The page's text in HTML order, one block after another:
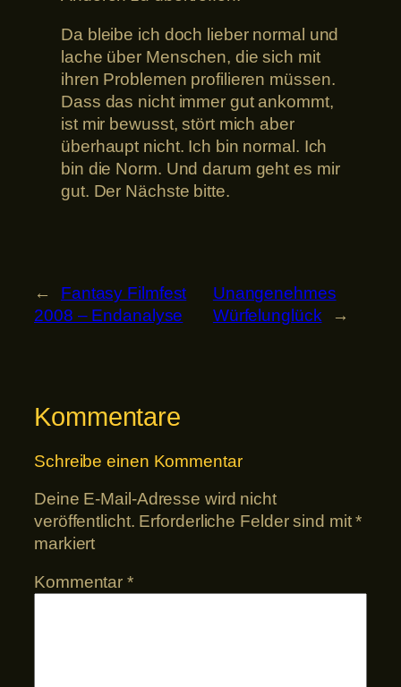
Da bleibe ich doch lieber normal und
lache über Menschen, die sich mit
ihren Problemen profilieren müssen.
Dass das nicht immer gut ankommt,
ist mir bewusst, stört mich aber
überhaupt nicht. Ich bin normal. Ich
bin die Norm. Und darum geht es mir
gut. Der Nächste bitte.
←
Fantasy Filmfest
2008 – Endanalyse
Unangenehmes
Würfelunglück
→
Kommentare
Schreibe einen Kommentar
Deine E-Mail-Adresse wird nicht
veröffentlicht. Erforderliche Felder sind mit*
markiert
Kommentar*